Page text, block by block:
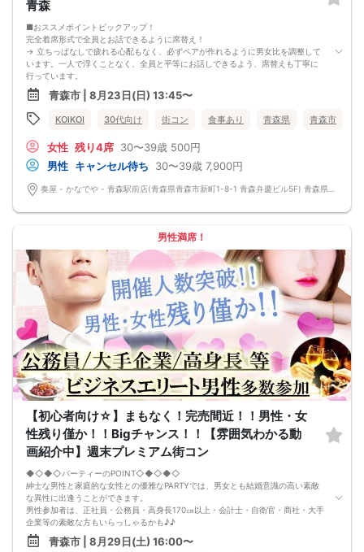
青森
■おススメポイントピックアップ！
完全着席形式で全員とお話できるように席替え！
→ 立ちっぱなしで疲れる心配もなく、必ずペアが作れるように男女比を調整して
います。一人で浮くことなく、全員と平等にお話しできるよう、席替えも丁寧に
行っています。
会話を盛り上げるプロフィールシート！
→ 趣味や好みからスムーズに会話がスタート！「何を話そう…」と悩むことな
く、共通の話題で盛り上がれます。
自然なつながりをサポートするマッチングゲーム開催！
返却されるので安心です。
■最少催行人数
男女2対2
■中止判断タイミング
前日20時、または開催6時間前の時点で最少開催人数に満たない場合
→ お酒が飲めない方にはソフトドリンクも豊富にご用意しています！
青森市 | 8月23日(日) 13:45〜
KOIKOI 30代向け 街コン 食事あり 青森県 青森市
女性 残り4席 30〜39歳 500円
男性 キャンセル待ち 30〜39歳 7,900円
男性満席！
【初心者向け☆】まもなく！完売間近！！男性・女
性残り僅か！！Bigチャンス！！【雰囲気わかる動
画紹介中】週末プレミアム街コン
◆◇◆◇パーティーのPOINT◇◆◇◆◇
紳士な男性と家庭的な女性との優雅なPARTYでは、男女とも結婚意識の高い素敵
な異性に出逢うことができます。
男性参加者は、正社員・公務員・高身長170㎝以上・会計士・自衛官・商社・大手
企業等の素敵な方もいらっしゃるかも♪♪
ゆったりとお話できる空間は、恋活・婚活にピッタリ♪♪
飲食付きなので男女の関係が深まります。素敵な異性と時間を楽しく過ごせます♪
青森市 | 8月29日(土) 16:00〜